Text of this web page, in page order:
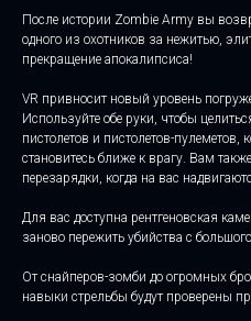
После истории Zombie Army вы
одного из охотников за нежитью,
прекращение апокалипсиса!
VR привносит новый уровень
Используйте обе руки, чтобы
пистолетов и пистолетов-пулеметов,
становитесь ближе к врагу. Вам
перезарядки, когда на вас
Для вас доступна рентгеновская
заново пережить убийства с
От снайперов-зомби до огромных
навыки стрельбы будут проверены